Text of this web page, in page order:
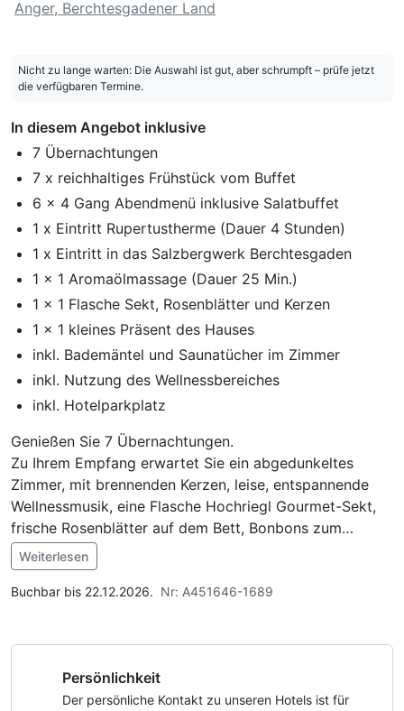
Anger, Berchtesgadener Land
Nicht zu lange warten: Die Auswahl ist gut, aber schrumpft – prüfe jetzt
die verfügbaren Termine.
In diesem Angebot inklusive
7 Übernachtungen
7 x reichhaltiges Frühstück vom Buffet
6 x 4 Gang Abendmenü inklusive Salatbuffet
1 x Eintritt Rupertustherme (Dauer 4 Stunden)
1 x Eintritt in das Salzbergwerk Berchtesgaden
1 x 1 Aromaölmassage (Dauer 25 Min.)
1 x 1 Flasche Sekt, Rosenblätter und Kerzen
1 x 1 kleines Präsent des Hauses
inkl. Bademäntel und Saunatücher im Zimmer
inkl. Nutzung des Wellnessbereiches
inkl. Hotelparkplatz
Genießen Sie 7 Übernachtungen.
Zu Ihrem Empfang erwartet Sie ein abgedunkeltes
Zimmer, mit brennenden Kerzen, leise, entspannende
Wellnessmusik, eine Flasche Hochriegl Gourmet-Sekt,
frische Rosenblätter auf dem Bett, Bonbons zum
naschen und ein kleines Präsent vom Hotel.
7 x ein reichhaltiges Vital- Frühstücksbuffet mit
Heilsteinwasser -und Saftecke.
ätherischen Aromaölen Ihrer Wahl.
Ätherische Öle beleben Körper und Seele.
Im Angebot enthalten
Saunabenutzung, Saunatuch, Leihbademantel,
ganztägige Nutzung Wellnessbereich nach check out,
Badetasche mit Bademantel und -tücher
Weiterlesen
Buchbar bis 22.12.2026. Nr: A451646-1689
Persönlichkeit
Der persönliche Kontakt zu unseren Hotels ist für